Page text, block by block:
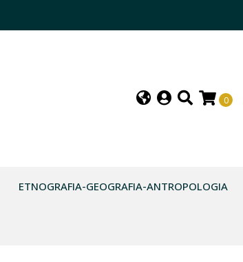
0
ETNOGRAFIA-GEOGRAFIA-ANTROPOLOGIA